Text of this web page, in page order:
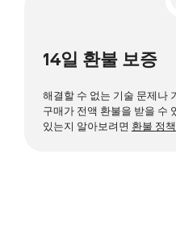
14일 환불 보증
해결할 수 없는 기술 문제나
구매가 전액 환불을 받을 수
있는지 알아보려면 환불 정